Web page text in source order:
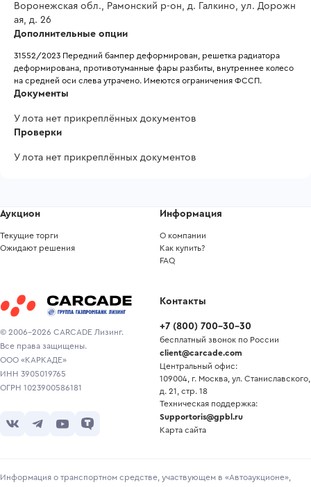
Воронежская обл., Рамонский р-он, д. Галкино, ул. Дорожн
ая, д. 26
Дополнительные опции
31552/2023 Передний бампер деформирован, решетка радиатора
деформирована, противотуманные фары разбиты, внутреннее колесо
на средней оси слева утрачено. Имеются ограничения ФССП.
Документы
У лота нет прикреплённых документов
Проверки
У лота нет прикреплённых документов
© 2006-2026 CARCADE Лизинг.
Все права защищены.
ООО «КАРКАДЕ»
ИНН 3905019765
ОГРН 1023900586181
Аукцион
Текущие торги
Ожидают решения
Информация
О компании
Как купить?
FAQ
Контакты
+7 (800) 700-30-30
бесплатный звонок по России
client@carcade.com
Центральный офис:
109004, г. Москва, ул. Станиславского,
д. 21, стр. 18
Техническая поддержка:
Supportoris@gpbl.ru
Карта сайта
Информация о транспортном средстве, участвующем в «Автоаукционе»,